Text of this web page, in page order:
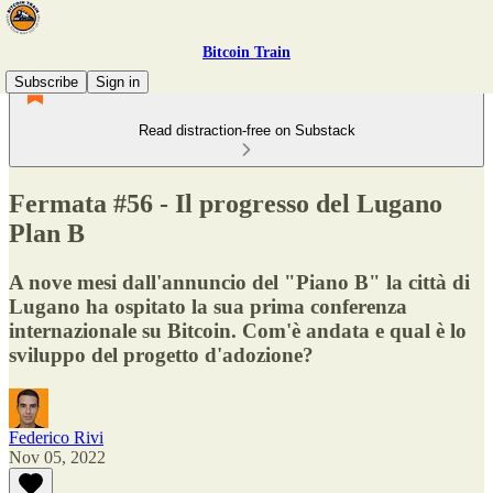
Bitcoin Train
Subscribe
Sign in
Read distraction-free on Substack
Fermata #56 - Il progresso del Lugano
Plan B
A nove mesi dall'annuncio del "Piano B" la città di
Lugano ha ospitato la sua prima conferenza
internazionale su Bitcoin. Com'è andata e qual è lo
sviluppo del progetto d'adozione?
Federico Rivi
Nov 05, 2022